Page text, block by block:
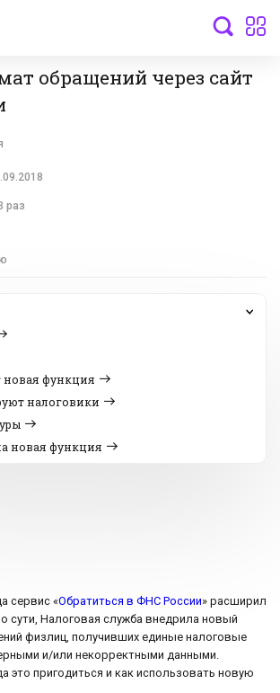
обращений через сайт
раз
новая функция
налоговики
новая функция
сервис «Обратиться в ФНС России» расширил
сути, Налоговая служба внедрила новый
физлиц, получивших единые налоговые
и/или некорректными данными.
это пригодиться и как использовать новую